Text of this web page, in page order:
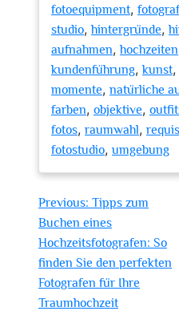
fotoequipment,
studio,hintergründe,
aufnahmen,hochzeiten
kundenführung,kunst,
momente, natürliche
farben, objektive,
fotos, raumwahl,
fotostudio, umgebung
Beitragsnavigation
Previous: Tipps zum
Buchen eines
Hochzeitsfotografen: So
finden Sie den perfekten
Fotografen für Ihre
Traumhochzeit